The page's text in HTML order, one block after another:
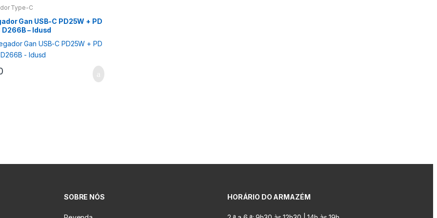
Type-C
Gan USB-C PD25W + PD
D266B – Idusd
SOBRE NÓS HORÁRIO DO ARMAZÉM